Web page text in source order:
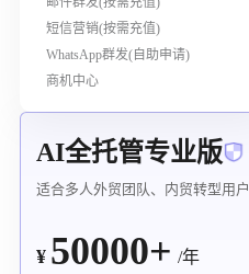
短信营销(按需充值)
WhatsApp群发(自助申请)
商机中心
AI全托管专业版
适合多人外贸团队、内贸转型用户
¥ 50000+ /年